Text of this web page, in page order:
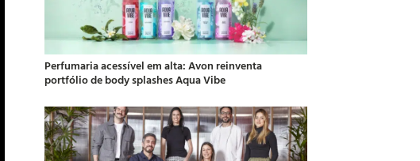
Perfumaria acessível em alta: Avon reinventa
portfólio de body splashes Aqua Vibe